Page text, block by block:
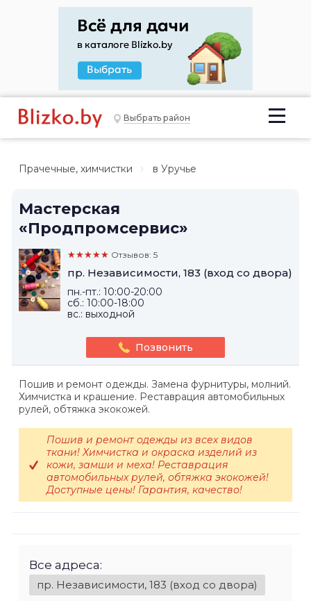
Выбрать район
Прачечные, химчистки в Уручье
Мастерская
«Продпромсервис»
★★★★★ Отзывов: 5
пр. Независимости, 183 (вход со двора)
пн.-пт.: 10:00-20:00
сб.: 10:00-18:00
вс.: выходной
Позвонить
Пошив и ремонт одежды. Замена фурнитуры, молний.
Химчистка и крашение. Реставрация автомобильных
рулей, обтяжка экокожей.
Пошив и ремонт одежды из всех видов
ткани! Химчистка и окраска изделий из
кожи, замши и меха! Реставрация
автомобильных рулей, обтяжка экокожей!
Доступные цены! Гарантия, качество!
Все адреса:
пр. Независимости, 183 (вход со двора)